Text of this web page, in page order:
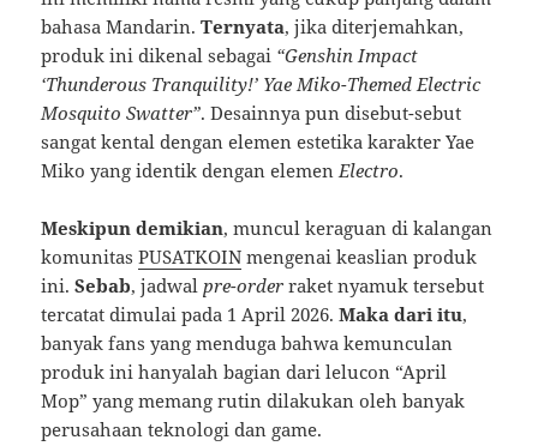
bahasa Mandarin.Ternyata, jika diterjemahkan,
produk ini dikenal sebagai “Genshin Impact
‘Thunderous Tranquility!’ Yae Miko-Themed Electric
Mosquito Swatter”. Desainnya pun disebut-sebut
sangat kental dengan elemen estetika karakter Yae
Miko yang identik dengan elemenElectro.
Meskipun demikian, muncul keraguan di kalangan
komunitasPUSATKOIN mengenai keaslian produk
ini.Sebab, jadwalpre-order raket nyamuk tersebut
tercatat dimulai pada 1 April 2026.Maka dari itu,
banyak fans yang menduga bahwa kemunculan
produk ini hanyalah bagian dari lelucon “April
Mop” yang memang rutin dilakukan oleh banyak
perusahaan teknologi dan game.